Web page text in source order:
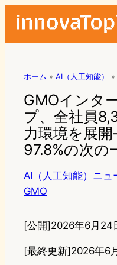
ホーム » AI（人工知能） »
GMOインタ
プ、全社員
力環境を展
97.8%の次の
AI（人工知能）ニュ
GMO
[公開]2026年6月24
[最終更新]2026年6